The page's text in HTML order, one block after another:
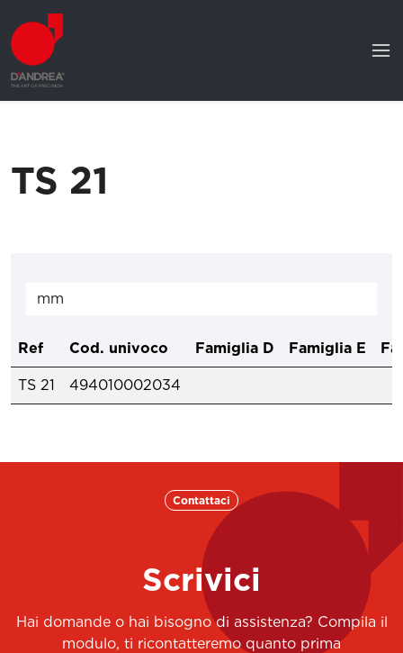
TS 21
Ref Cod. univoco Famiglia D Famiglia E
TS 21 494010002034
Contattaci
Scrivici
Hai domande o hai bisogno di assistenza? Compila il
modulo, ti ricontatteremo quanto prima